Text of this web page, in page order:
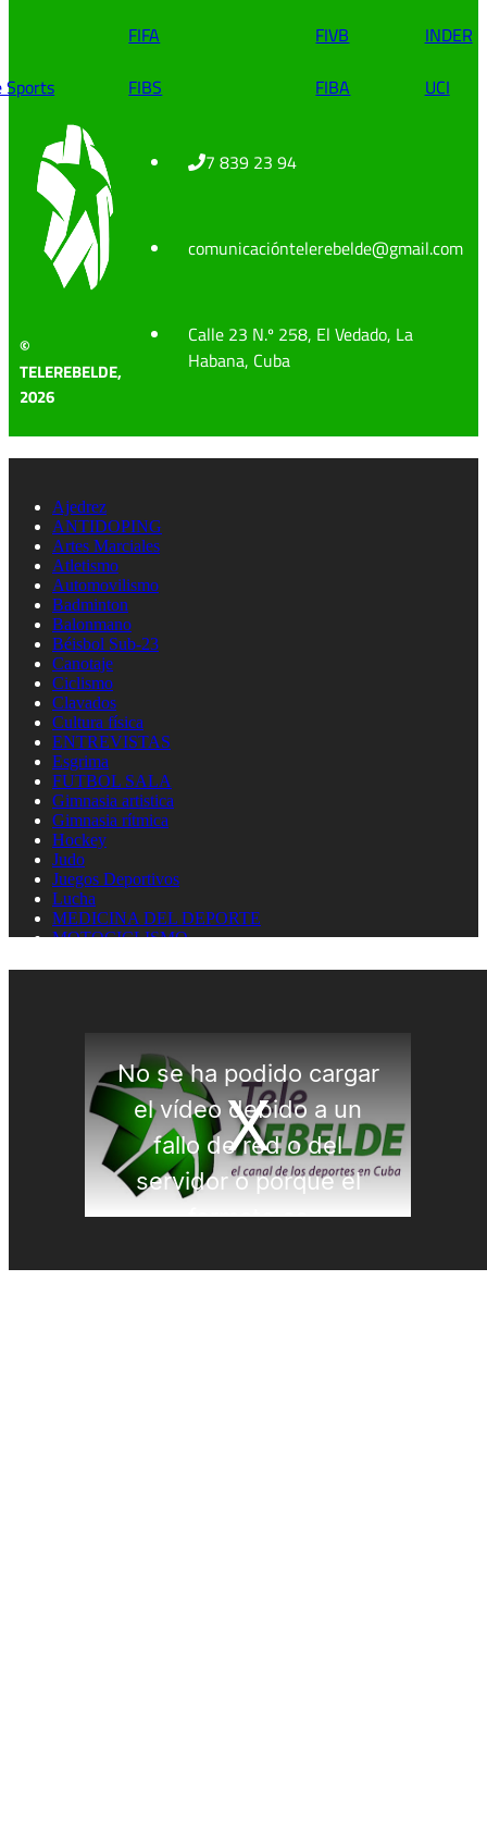
©
TELEREBELDE,
2026
7 839 23 94
comunicacióntelerebelde@gmail.com
Calle 23 N.º 258, El Vedado, La
Habana, Cuba
Sports
FIFA
FIBS
FIVB
FIBA
INDER
UCI
Ajedrez
ANTIDOPING
Artes Marciales
Atletismo
Automovilismo
Badminton
Balonmano
Béisbol Sub-23
Canotaje
Ciclismo
Clavados
Cultura física
ENTREVISTAS
Esgrima
FUTBOL SALA
Gimnasia artistica
Gimnasia rítmica
Hockey
Judo
Juegos Deportivos
Lucha
MEDICINA DEL DEPORTE
MOTOCICLISMO
Pelota Vasca
Pentatlón
Pesas
Pesca Deportiva
Polo Acuático
PREMIOS LAUREUS
Tenis